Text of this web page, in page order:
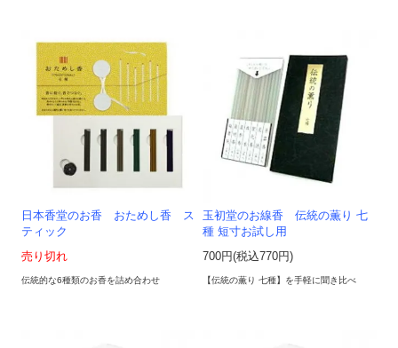
日本香堂のお香 おためし香 ス
ティック
売り切れ
伝統的な6種類のお香を詰め合わせ
玉初堂のお線香 伝統の薫り 七
種 短寸お試し用
700円(税込770円)
【伝統の薫り 七種】を手軽に聞き比べ